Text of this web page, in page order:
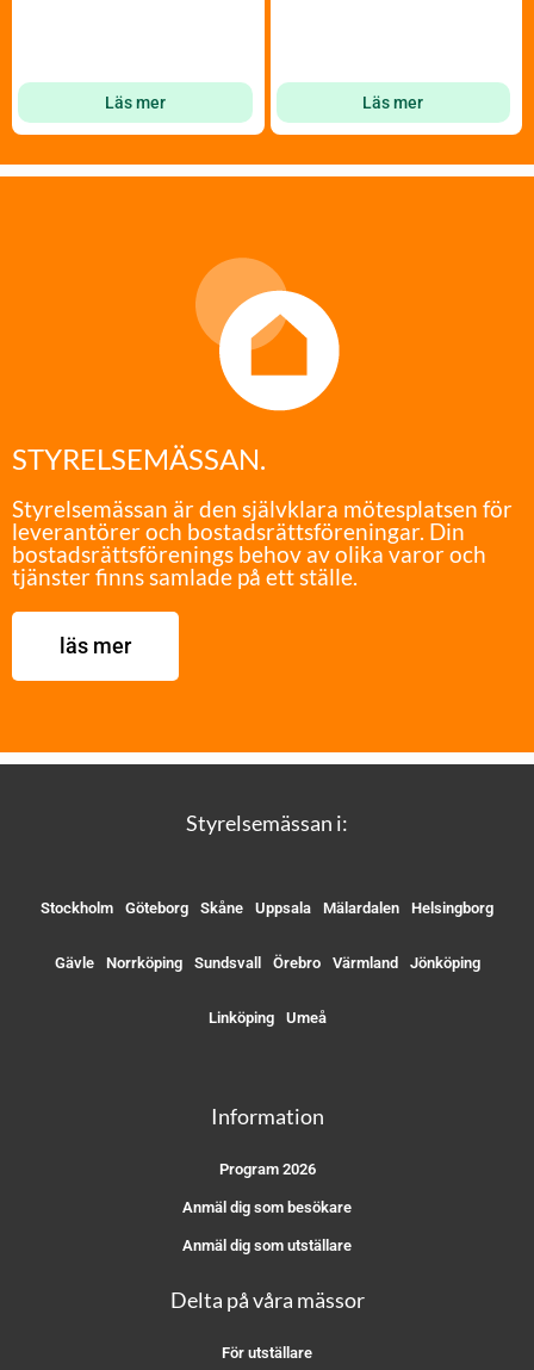
Läs mer Läs mer
STYRELSEMÄSSAN.
Styrelsemässan är den självklara mötesplatsen för
leverantörer och bostadsrättsföreningar. Din
bostadsrättsförenings behov av olika varor och
tjänster finns samlade på ett ställe.
läs mer
Styrelsemässan i:
Stockholm Göteborg Skåne Uppsala Mälardalen Helsingborg
Gävle Norrköping Sundsvall Örebro Värmland Jönköping
Linköping Umeå
Information
Program 2026
Anmäl dig som besökare
Anmäl dig som utställare
Delta på våra mässor
För utställare